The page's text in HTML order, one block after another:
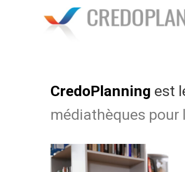
CredoPlanning est
médiathèques pour